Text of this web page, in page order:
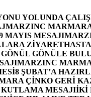
YOLUNDA
MARZINC
MAYIS MESAJI
ZİYARET
GÖNÜLE
MARZINC
8 ŞUBAT’A
ÇİNKO GERİ
MESAJIİKİ